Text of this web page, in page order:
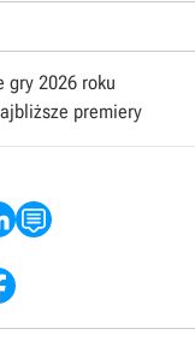
gry 2026 roku
premiery